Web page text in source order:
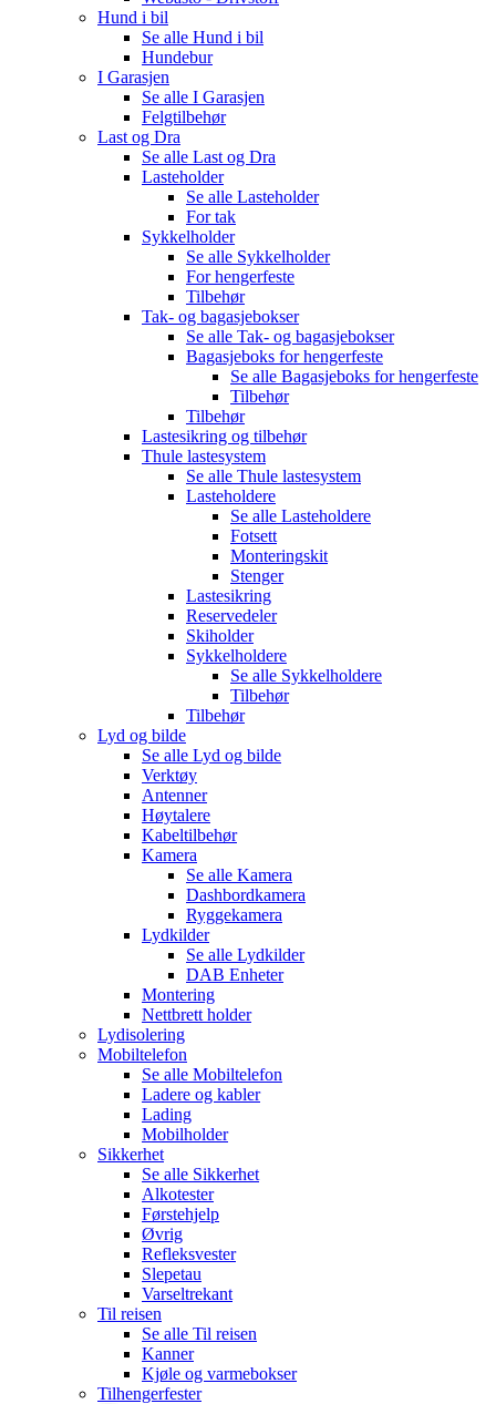
Hund i bil
Se alle Hund i bil
Hundebur
I Garasjen
Se alle I Garasjen
Felgtilbehør
Last og Dra
Se alle Last og Dra
Lasteholder
Se alle Lasteholder
For tak
Sykkelholder
Se alle Sykkelholder
For hengerfeste
Tilbehør
Tak- og bagasjebokser
Se alle Tak- og bagasjebokser
Bagasjeboks for hengerfeste
Se alle Bagasjeboks for hengerfeste
Tilbehør
Tilbehør
Lastesikring og tilbehør
Thule lastesystem
Se alle Thule lastesystem
Lasteholdere
Se alle Lasteholdere
Fotsett
Monteringskit
Stenger
Lastesikring
Reservedeler
Skiholder
Sykkelholdere
Se alle Sykkelholdere
Tilbehør
Tilbehør
Lyd og bilde
Se alle Lyd og bilde
Verktøy
Antenner
Høytalere
Kabeltilbehør
Kamera
Se alle Kamera
Dashbordkamera
Ryggekamera
Lydkilder
Se alle Lydkilder
DAB Enheter
Montering
Nettbrett holder
Lydisolering
Mobiltelefon
Se alle Mobiltelefon
Ladere og kabler
Lading
Mobilholder
Sikkerhet
Se alle Sikkerhet
Alkotester
Førstehjelp
Øvrig
Refleksvester
Slepetau
Varseltrekant
Til reisen
Se alle Til reisen
Kanner
Kjøle og varmebokser
Tilhengerfester